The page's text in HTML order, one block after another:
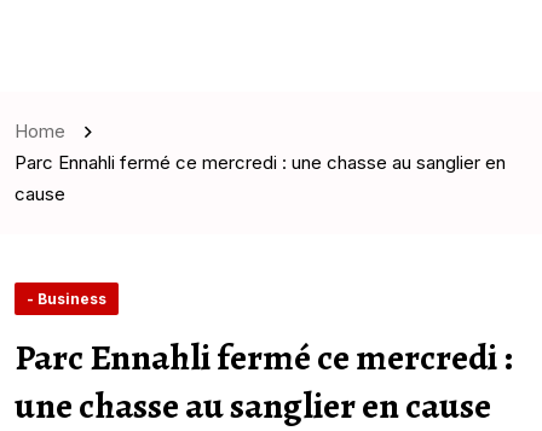
Home
Parc Ennahli fermé ce mercredi : une chasse au sanglier en
cause
- Business
Parc Ennahli fermé ce mercredi :
une chasse au sanglier en cause